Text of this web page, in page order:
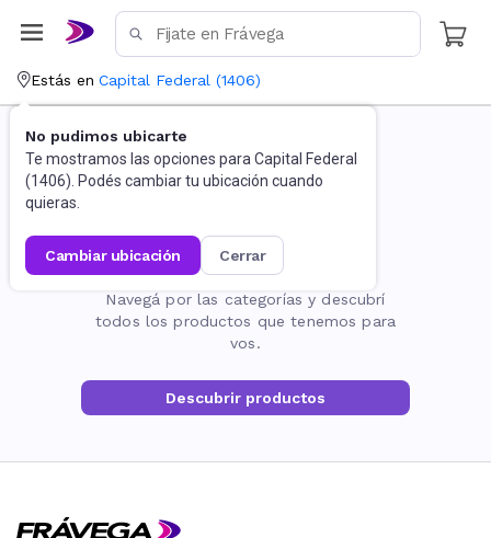
Estás en Capital Federal (1406)
No pudimos ubicarte
Te mostramos las opciones para Capital Federal
(1406). Podés cambiar tu ubicación cuando
quieras.
cambiar ubicación cerrar
La página no existe
Navegá por las categorías y descubrí
todos los productos que tenemos para
vos.
Descubrir productos